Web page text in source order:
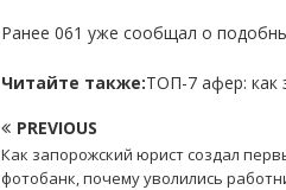
Ранее 061 уже сообщал о
Читайте также:ТОП-7 афер: как
PREVIOUS
Как запорожский юрист создал
фотобанк, почему уволились